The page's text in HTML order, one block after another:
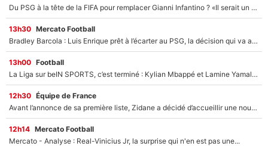
Du PSG à la tête de la FIFA pour remplacer Gianni Infantino ? «Il serait un mauvais président», le patron de la Liga s'attaque à Nasser Al-Khelaïfi !
13h30 Mercato Football
Bradley Barcola : Luis Enrique prêt à l’écarter au PSG, la décision qui va accélérer son transfert à Liverpool ?
13h00 Football
La Liga sur beIN SPORTS, c’est terminé : Kylian Mbappé et Lamine Yamal changent de chaîne, «le moment était venu d'ouvrir un nouveau chapitre»
12h30 Équipe de France
Avant l’annonce de sa première liste, Zidane a décidé d’accueillir une nouvelle tête en équipe de France
12h14 Mercato Football
Mercato - Analyse : Real-Vinicius Jr, la surprise qui n'en est pas une...